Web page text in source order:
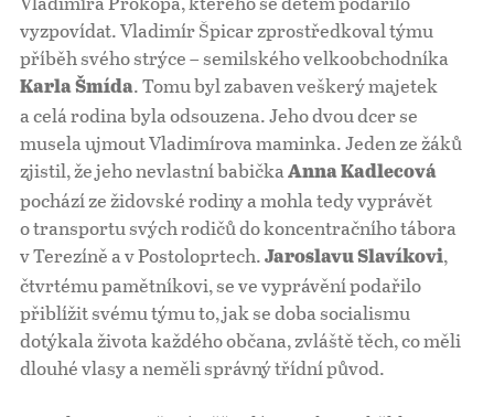
vyzpovídat. Vladimír Špicar zprostředkoval týmu
příběh svého strýce – semilského velkoobchodníka
Karla Šmída. Tomu byl zabaven veškerý majetek
a celá rodina byla odsouzena. Jeho dvou dcer se
musela ujmout Vladimírova maminka. Jeden ze žáků
zjistil, že jeho nevlastní babičkaAnna Kadlecová
pochází ze židovské rodiny a mohla tedy vyprávět
o transportu svých rodičů do koncentračního tábora
v Terezíně a v Postoloprtech. Jaroslavu Slavíkovi,
čtvrtému pamětníkovi, se ve vyprávění podařilo
přiblížit svému týmu to, jak se doba socialismu
dotýkala života každého občana, zvláště těch, co měli
dlouhé vlasy a neměli správný třídní původ.